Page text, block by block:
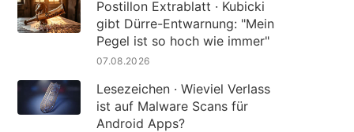
Postillon Extrablatt · Kubicki
gibt Dürre-Entwarnung: "Mein
Pegel ist so hoch wie immer"
07.08.2026
Lesezeichen · Wieviel Verlass
ist auf Malware Scans für
Android Apps?